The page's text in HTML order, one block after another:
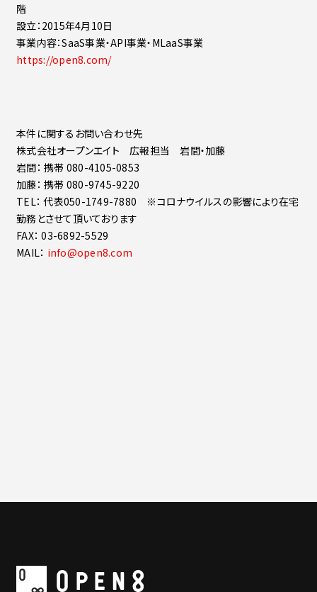
階
設立：2015年4月10日
事業内容：SaaS事業・API事業・MLaaS事業
https://open8.com/
本件に関するお問い合わせ先
株式会社オープンエイト 広報担当 岩間・加藤
岩間： 携帯 080-4105-0853
加藤： 携帯 080-9745-9220
TEL： 代表050-1749-7880 ※コロナウイルスの影響により在宅
勤務とさせて頂いております
FAX： 03-6892-5529
MAIL： info@open8.com